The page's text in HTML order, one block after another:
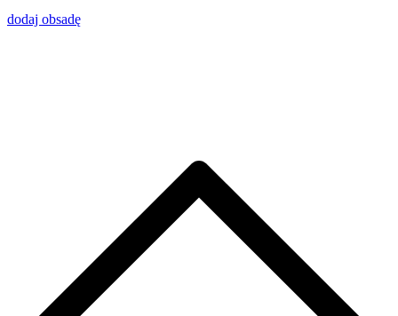
dodaj obsadę